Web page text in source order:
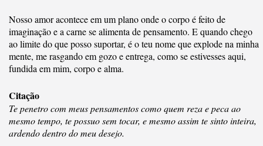
Nosso amor acontece em um plano onde o corpo é feito de
imaginação e a carne se alimenta de pensamento. E quando chego
ao limite do que posso suportar, é o teu nome que explode na minha
mente, me rasgando em gozo e entrega, como se estivesses aqui,
fundida em mim, corpo e alma.
Citação
Te penetro com meus pensamentos como quem reza e peca ao
mesmo tempo, te possuo sem tocar, e mesmo assim te sinto inteira,
ardendo dentro do meu desejo.